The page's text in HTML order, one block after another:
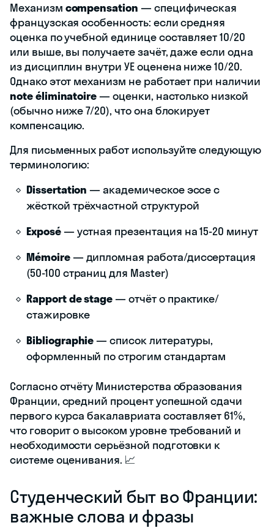
Механизм compensation — специфическая
французская особенность: если средняя
оценка по учебной единице составляет 10/20
или выше, вы получаете зачёт, даже если одна
из дисциплин внутри УЕ оценена ниже 10/20.
Однако этот механизм не работает при наличии
note éliminatoire— оценки, настолько низкой
(обычно ниже 7/20), что она блокирует
компенсацию.
Для письменных работ используйте следующую
терминологию:
Dissertation — академическое эссе с
жёсткой трёхчастной структурой
Exposé— устная презентация на 15-20 минут
Mémoire— дипломная работа/диссертация
(50-100 страниц для Master)
Rapport de stage— отчёт о практике/
стажировке
Bibliographie— список литературы,
оформленный по строгим стандартам
Согласно отчёту Министерства образования
Франции, средний процент успешной сдачи
первого курса бакалавриата составляет 61%,
что говорит о высоком уровне требований и
необходимости серьёзной подготовки к
системе оценивания. 📈
Студенческий быт во Франции:
важные слова и фразы